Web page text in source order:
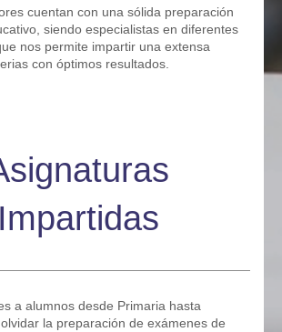
cuentan con una sólida preparación
siendo especialistas en diferentes
nos permite impartir una extensa
con óptimos resultados.
Impartidas
a alumnos desde Primaria hasta
la preparación de exámenes de